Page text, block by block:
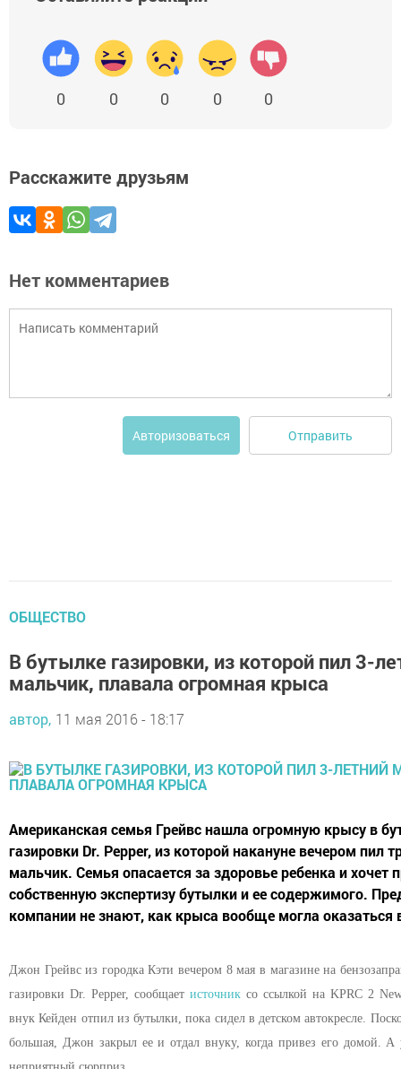
0 0 0 0 0
Расскажите друзьям
Нет комментариев
Авторизоваться Отправить
ОБЩЕСТВО
В бутылке газировки, из которой пил 3-
мальчик, плавала огромная крыса
автор, 11 мая 2016 - 18:17
Американская семья Грейвс нашла огромную крысу в
газировки Dr. Pepper, из которой накануне вечером пил
мальчик. Семья опасается за здоровье ребенка и хочет
собственную экспертизу бутылки и ее содержимого.
компании не знают, как крыса вообще могла оказаться
Джон Грейвс из городка Кэти вечером 8 мая в магазине на
газировки Dr. Pepper, сообщает источник со ссылкой на KPRC 2
внук Кейден отпил из бутылки, пока сидел в детском автокресле.
большая, Джон закрыл ее и отдал внуку, когда привез его домой.